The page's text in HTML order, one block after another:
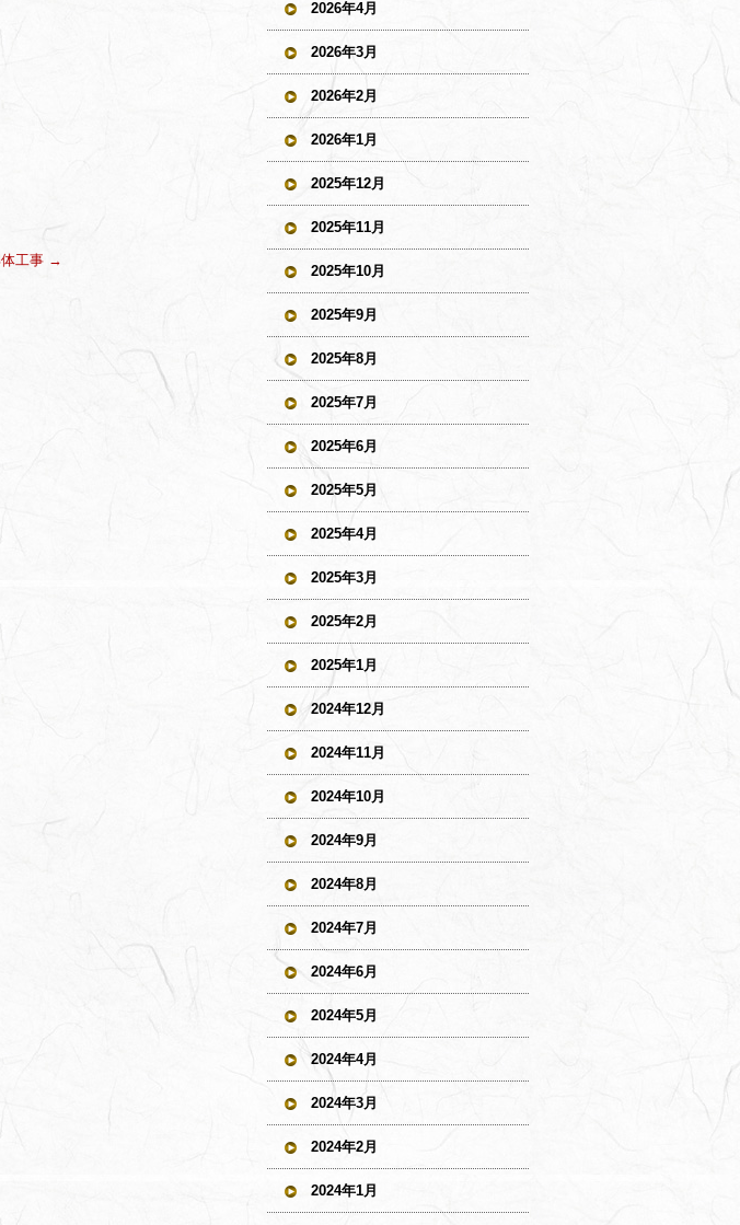
工事 →
2026年4月
2026年3月
2026年2月
2026年1月
2025年12月
2025年11月
2025年10月
2025年9月
2025年8月
2025年7月
2025年6月
2025年5月
2025年4月
2025年3月
2025年2月
2025年1月
2024年12月
2024年11月
2024年10月
2024年9月
2024年8月
2024年7月
2024年6月
2024年5月
2024年4月
2024年3月
2024年2月
2024年1月